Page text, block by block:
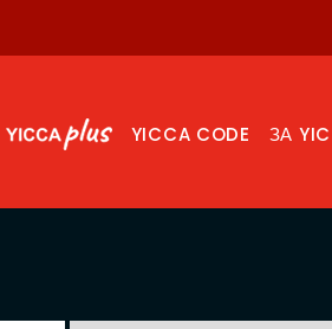
YICCA CODE ЗА